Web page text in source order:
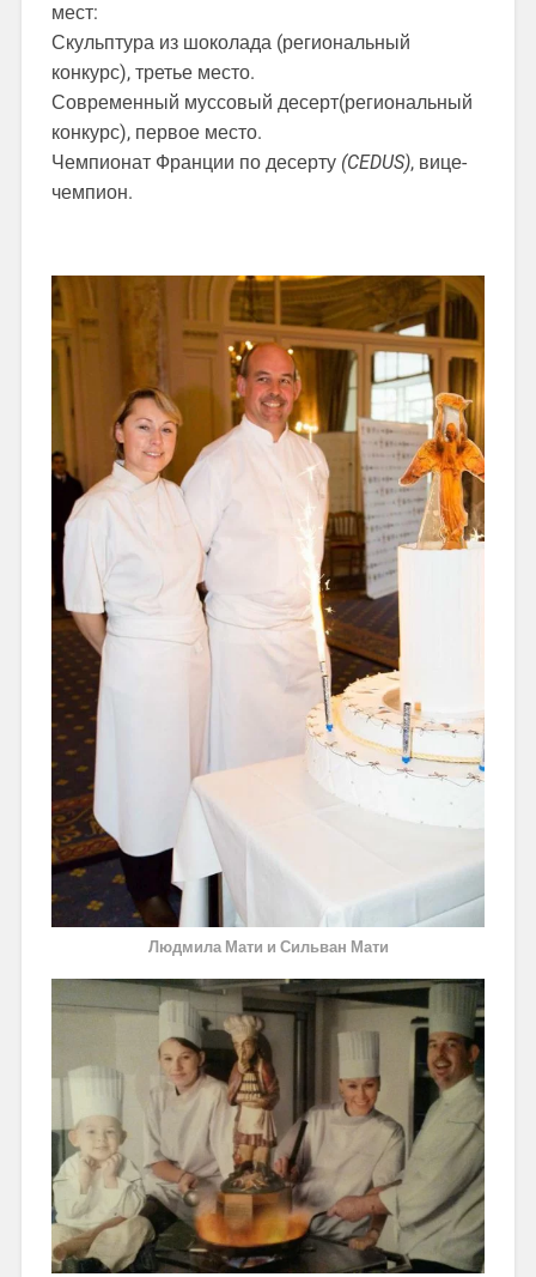
мест:
Скульптура из шоколада (региональный
конкурс), третье место.
Современный муссовый десерт(региональный
конкурс), первое место.
Чемпионат Франции по десерту (CEDUS), вице-
чемпион.
Людмила Мати и Сильван Мати